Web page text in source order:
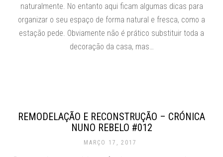
naturalmente. No entanto aqui ficam algumas dicas para
organizar o seu espaço de forma natural e fresca, como a
estação pede. Obviamente não é prático substituir toda a
decoração da casa, mas…
REMODELAÇÃO E RECONSTRUÇÃO – CRÓNICA
NUNO REBELO #012
MARÇO 17, 2017